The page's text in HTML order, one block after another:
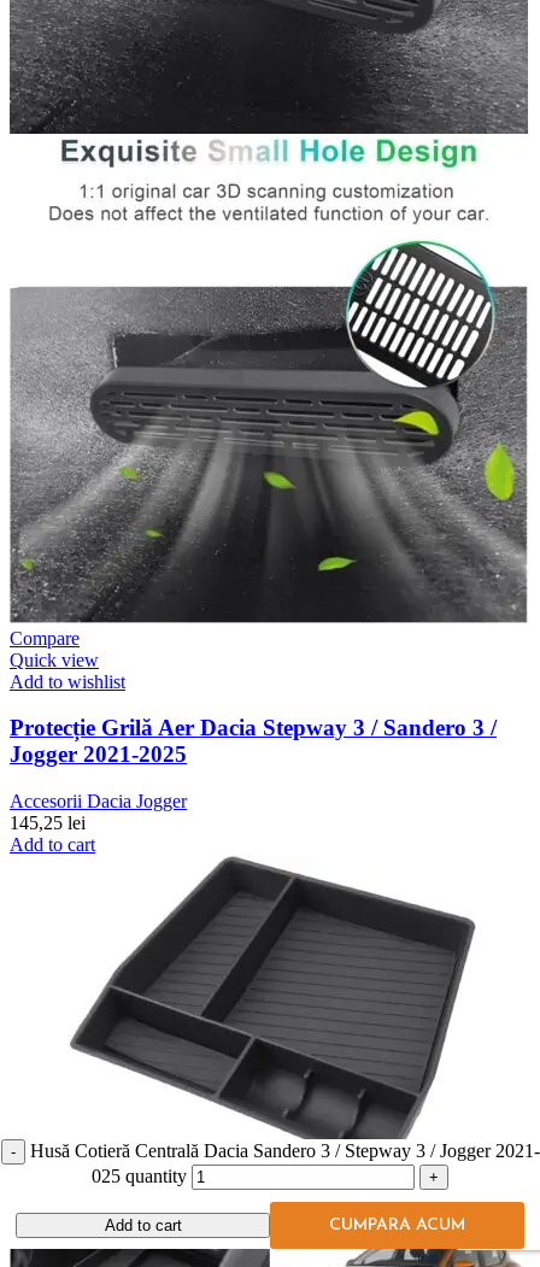
Husă Cotieră Centrală Dacia Sandero 3 / Stepway 3 / Jogger 2021-
025 quantity
Add to cart CUMPARA ACUM
Compare
Quick view
Add to wishlist
Protecție Grilă Aer Dacia Stepway 3 / Sandero 3 /
Jogger 2021-2025
Accesorii Dacia Jogger
145,25 lei
Add to cart